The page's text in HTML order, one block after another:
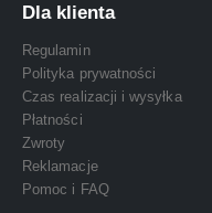
Dla klienta
Regulamin
Polityka prywatności
Czas realizacji i wysyłka
Płatności
Zwroty
Reklamacje
Pomoc i FAQ